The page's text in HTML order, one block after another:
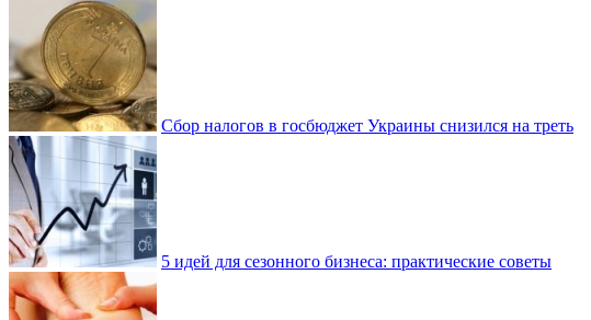
Сбор налогов в госбюджет Украины снизился на треть
5 идей для сезонного бизнеса: практические советы